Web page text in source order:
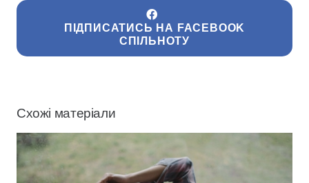
ПІДПИСАТИСЬ НА FACEBOOK
СПІЛЬНОТУ
Схожі матеріали